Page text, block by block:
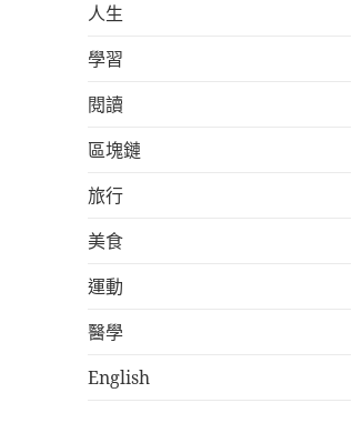
人生
學習
閱讀
區塊鏈
旅行
美食
運動
醫學
English